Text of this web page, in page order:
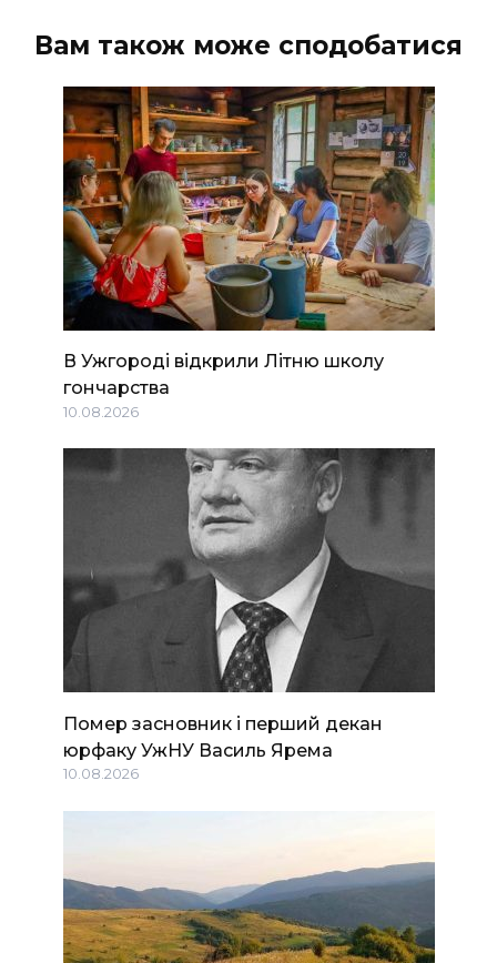
Вам також може сподобатися
В Ужгороді відкрили Літню школу
гончарства
10.08.2026
Помер засновник і перший декан
юрфаку УжНУ Василь Ярема
10.08.2026